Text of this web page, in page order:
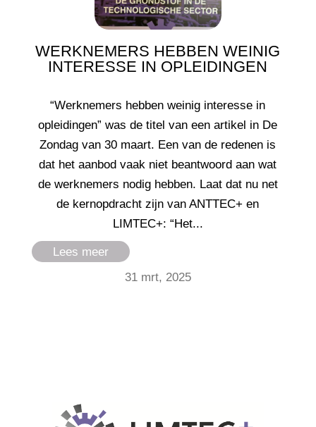
WERKNEMERS HEBBEN WEINIG
INTERESSE IN OPLEIDINGEN
31 mrt, 2025
“Werknemers hebben weinig interesse in
opleidingen” was de titel van een artikel in De
Zondag van 30 maart. Een van de redenen is
dat het aanbod vaak niet beantwoord aan wat
de werknemers nodig hebben. Laat dat nu net
de kernopdracht zijn van ANTTEC+ en
LIMTEC+: “Het...
Lees meer